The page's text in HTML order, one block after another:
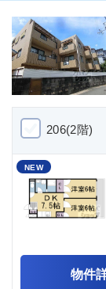
206(2階)
NEW
物件